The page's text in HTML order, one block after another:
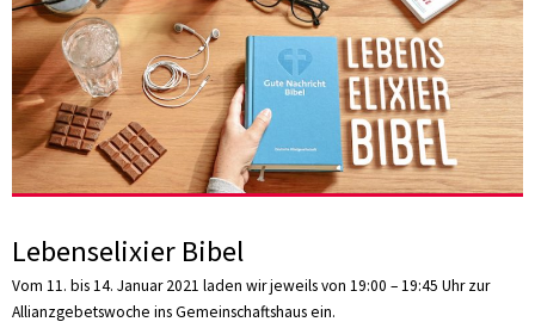
Lebenselixier Bibel
Vom 11. bis 14. Januar 2021 laden wir jeweils von 19:00 – 19:45 Uhr zur
Allianzgebetswoche ins Gemeinschaftshaus ein.